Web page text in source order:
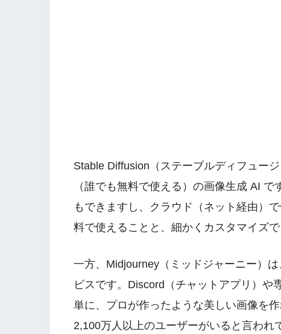
Stable Diffusion（ステーブルディフュー
（誰でも無料で使える）の画像生成 AI
もできますし、クラウド（ネット経由）
料で使えることと、細かくカスタマイズで
一方、Midjourney（ミッドジャーニー）
ビスです。Discord（チャットアプリ）や
単に、プロが作ったような美しい画像を
2,100万人以上のユーザーがいると言われ